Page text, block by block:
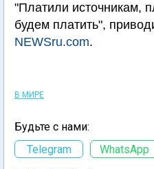
"Платили источникам,
будем платить",
NEWSru.com.
В МИРЕ
Будьте с нами:
Telegram
WhatsApp